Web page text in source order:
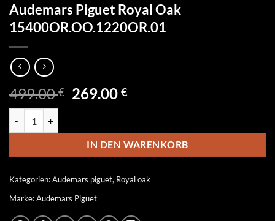
Audemars Piguet Royal Oak
15400OR.OO.1220OR.01
499.00€ Ursprünglicher
499.00 €
269.00€Aktueller
269.00 €.
IN DEN WARENKORB
Kategorien:Audemars piguet, Royal oak
Marke:Audemars Piguet